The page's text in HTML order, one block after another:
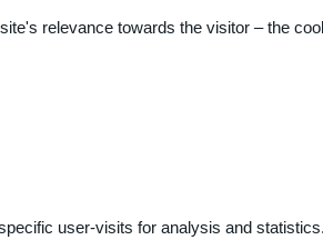
relevance towards the visitor – the
user-visits for analysis and statistics.